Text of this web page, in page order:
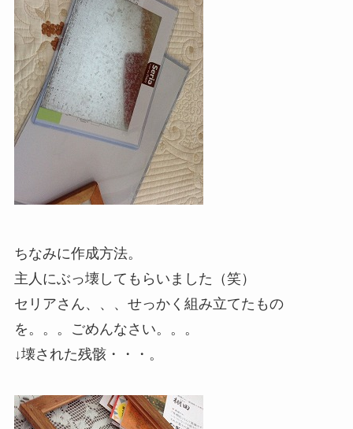
ちなみに作成方法。
主人にぶっ壊してもらいました（笑）
セリアさん、、、せっかく組み立てたもの
を。。。ごめんなさい。。。
↓壊された残骸・・・。